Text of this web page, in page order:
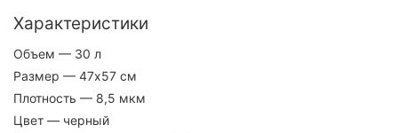
Характеристики
Объем — 30 л
Размер — 47х57 см
Плотность — 8,5 мкм
Цвет — черный